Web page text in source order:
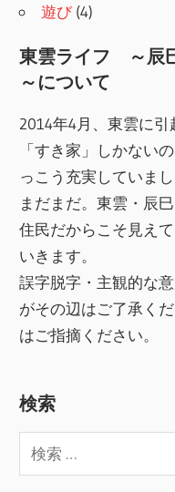
遊び (4)
東雲ライフ ～辰
～について
2014年4月、東雲に
「すき家」しかない
っこう充実していま
まだまだ。東雲・辰
住民だからこそ見え
いきます。
誤字脱字・主観的な
がその辺はご了承く
はご指摘ください。
検索